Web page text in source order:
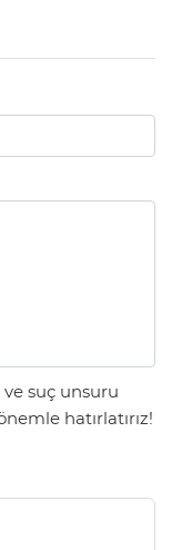
suç unsuru
hatırlatırız!